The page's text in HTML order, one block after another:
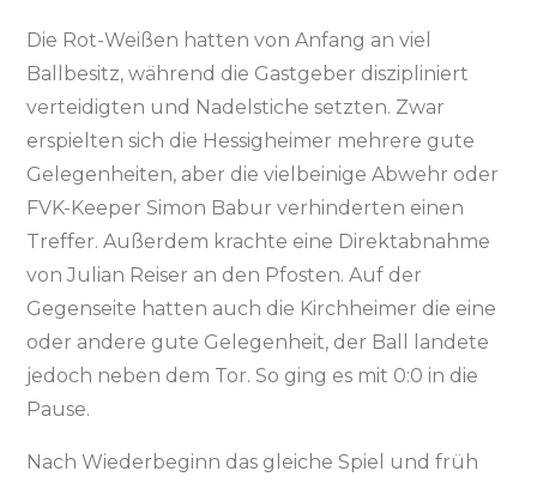
Die Rot-Weißen hatten von Anfang an viel
Ballbesitz, während die Gastgeber diszipliniert
verteidigten und Nadelstiche setzten. Zwar
erspielten sich die Hessigheimer mehrere gute
Gelegenheiten, aber die vielbeinige Abwehr oder
FVK-Keeper Simon Babur verhinderten einen
Treffer. Außerdem krachte eine Direktabnahme
von Julian Reiser an den Pfosten. Auf der
Gegenseite hatten auch die Kirchheimer die eine
oder andere gute Gelegenheit, der Ball landete
jedoch neben dem Tor. So ging es mit 0:0 in die
Pause.
Nach Wiederbeginn das gleiche Spiel und früh